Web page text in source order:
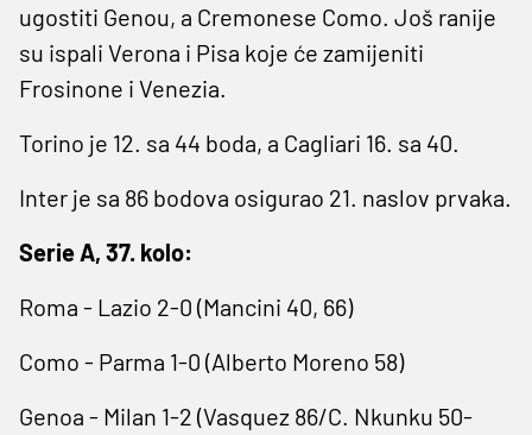
ugostiti Genou, a Cremonese Como. Još ranije
su ispali Verona i Pisa koje će zamijeniti
Frosinone i Venezia.
Torino je 12. sa 44 boda, a Cagliari 16. sa 40.
Inter je sa 86 bodova osigurao 21. naslov prvaka.
Serie A, 37. kolo:
Roma - Lazio 2-0 (Mancini 40, 66)
Como - Parma 1-0 (Alberto Moreno 58)
Genoa - Milan 1-2 (Vasquez 86/C. Nkunku 50-